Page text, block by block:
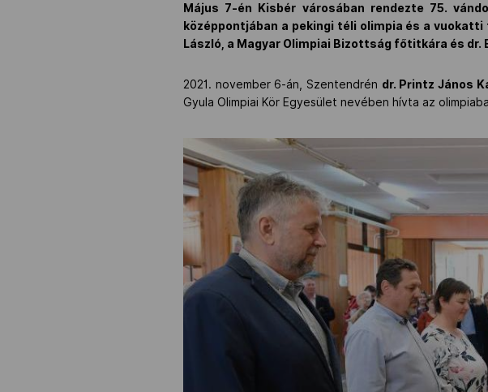
Május 7-én Kisbér városában rendezte 75.
középpontjában a pekingi téli olimpia és a
László, a Magyar Olimpiai Bizottság főtitkára és
2021. november 6-án, Szentendrén dr. Printz János
Gyula Olimpiai Kör Egyesület nevében hívta az